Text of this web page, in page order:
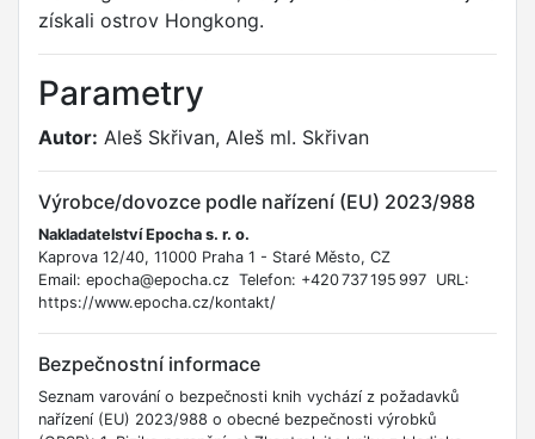
získali ostrov Hongkong.
Parametry
Autor: Aleš Skřivan, Aleš ml. Skřivan
Výrobce/dovozce podle nařízení (EU) 2023/988
Nakladatelství Epocha s. r. o.
Kaprova 12/40, 11000 Praha 1 - Staré Město, CZ
Email: epocha@epocha.cz Telefon: +420 737 195 997 URL:
https://www.epocha.cz/kontakt/
Bezpečnostní informace
Seznam varování o bezpečnosti knih vychází z požadavků
nařízení (EU) 2023/988 o obecné bezpečnosti výrobků